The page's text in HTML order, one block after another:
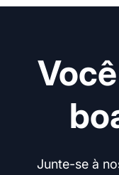
Junte-se à